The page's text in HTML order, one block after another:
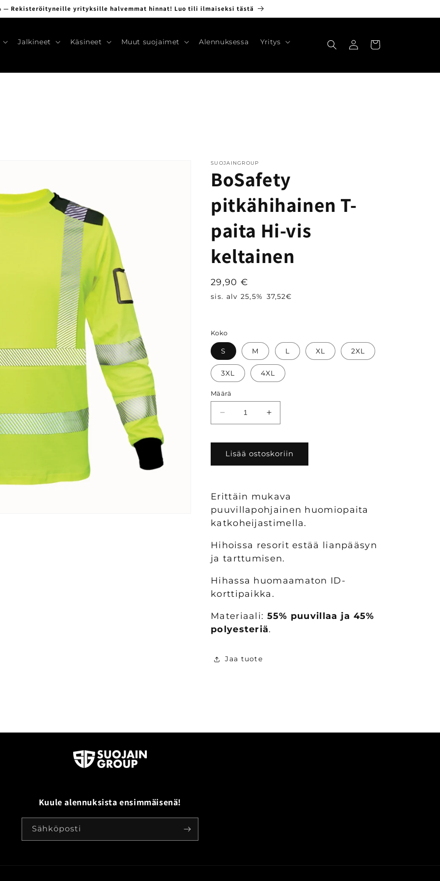
— Rekisteröityneille yrityksille halvemmat hinnat! Luo tili ilmaiseksi tästä
Jalkineet Käsineet Muut suojaimet Alennuksessa Yritys
Kirjaudu
sisään
Ostoskori
SUOJAINGROUP
BoSafety
pitkähihainen T-
paita Hi-vis
keltainen
Normaalihinta
29,90 €
sis. alv 25,5% 37,52€
Koko
S M L XL 2XL
3XL 4XL
Määrä
Vähennä
tuotteen
T-
paita
keltainen
määrää
Lisää
tuotteen
T-
paita
keltainen
määrää
Lisää ostoskoriin
Erittäin mukava
puuvillapohjainen huomiopaita
katkoheijastimella.
Hihoissa resorit estää lianpääsyn
ja tarttumisen.
Hihassa huomaamaton ID-
korttipaikka.
Materiaali: 55% puuvillaa ja 45%
polyesteriä.
Jaa tuote
Kuule alennuksista ensimmäisenä!
Sähköposti